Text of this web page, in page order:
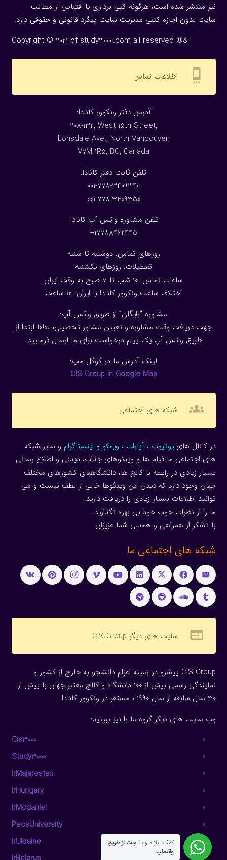
نیز منتشر شده است، هرگونه كپی برداری یا اقتباس از مطالب
سایت بدون اجازه كتبی مدیریت سایت پیگرد قانونی و حقوقی دارد.
Copyright © 2021 of study3000.com all reserved ®&
settings_cell اطلاعات تماس
:آدرس دفتر ونکوور کانادا
208-132, West 15th Street,
Lonsdale Ave., North Vancouver,
V7M 1R5, BC, Canada
:تلفن ثابت دفتر کانادا
001-778-3409340
001-778-3409350
تلفن مشاوره واتس آپ کانادا:
17788462445+
روزهای تماس: دوشنبه تا شنبه
تعطیلات: روزهای یکشنبه
ساعات تماس: 10 شب تا 5 صبح به وقت ایران
اختلاف ساعت ونکوور کانادا با ایران: 1 2 ساعت
مشاوره “رایگان” از طریق واتس آپ:
جهت دریافت وقت مشاوره و تعیین مشاور تحصیلی، لطفا ابتدا از
طریق واتس آپ یک پیام درخواست برای ما ارسال فرمایید.
لینک آدرس ما در گوگل مپ:
CIS Group in Google Map
groups شبکه های اجتماعی
در کانال هاییوتیوب ، آپارات ، ویمئو و اینستاگرام و سایر شبکه
های اجتماعی ما فیلم ها و ویدئوهای جذاب، دیدنی و اطلاع رسانی
بسیار زیادی در رابطه با کالج ها، دانشگاههای کشورهای مختلف
جهان وجود دارد که دیدن این ویدئوها خالی از لطف نیست و می
توانید اطلاعات بسیار زیادی را دریافت دارید.
ما را از نظرات خوب خود بی بهره نگذارید.
با تشکر از همراهی و همدلی شما عزیزان
شبکه های اجتماعی ما
web سایت های دیگر CIS Group
CIS Group پیشرو در زمینه اعزام دانشجو به خارج از کشور و
نمایندگی رسمی بیش از 100 دانشگاه و کالج معتبر جهان با بیش از
30 سال سابقه از سال 1990 ، مستقر در ونکوور کانادا
وب سایت های دیگر گروه ما را نیز ببینید:
Cis3000
Study3000
IrMajarestan
IrHungary
IrMcdaniel
PecsUniversity
IrUkraine
کمک نیاز دارید?چت از طریق
واتساپ